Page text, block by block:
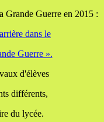
Grande Guerre en 2015 :
dans le
Guerre ».
d'élèves
différents,
du lycée.